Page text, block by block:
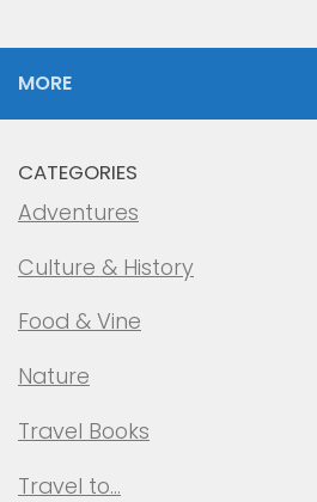
MORE
CATEGORIES
Adventures
Culture & History
Food & Vine
Nature
Travel Books
Travel to…